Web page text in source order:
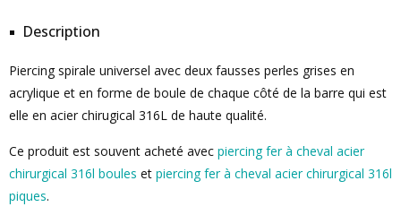
Description
Piercing spirale universel avec deux fausses perles grises en
acrylique et en forme de boule de chaque côté de la barre qui est
elle en acier chirugical 316L de haute qualité.
Ce produit est souvent acheté avec piercing fer à cheval acier
chirurgical 316l boules et piercing fer à cheval acier chirurgical 316l
piques.